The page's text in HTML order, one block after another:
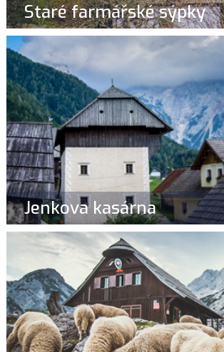
Staré farmářské sýpky
Jenkova kasárna